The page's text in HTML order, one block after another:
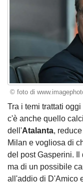
© foto di
Tra i temi trattati
c'è anche quello
dell'Atalanta,
Milan e vogliosa di
del post Gasperini. Il
ma di un possibile
all'addio di D'Amico